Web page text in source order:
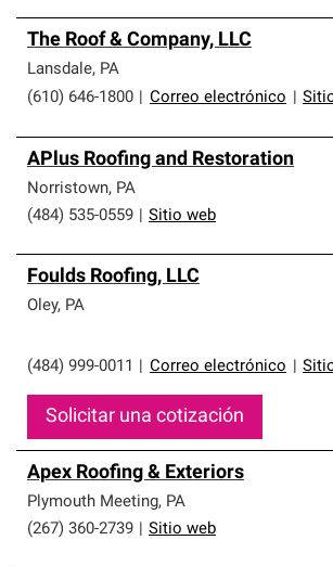
The Roof & Company, LLC
Lansdale, PA
(610) 646-1800
Correo electrónico
APlus Roofing and Restoration
Norristown, PA
(484) 535-0559
Sitio web
Foulds Roofing, LLC
Oley, PA
(484) 999-0011 Correo electrónico
Solicitar una cotización
Apex Roofing & Exteriors
Plymouth Meeting, PA
(267) 360-2739
Sitio web